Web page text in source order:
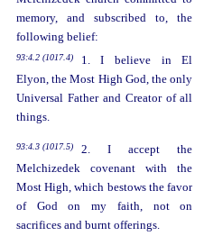
memory, and subscribed to, the
following belief:
93:4.2 (1017.4)
1. I believe in El
Elyon, the Most High God, the only
Universal Father and Creator of all
things.
93:4.3 (1017.5)
2. I accept the
Melchizedek covenant with the
Most High, which bestows the favor
of God on my faith, not on
sacrifices and burnt offerings.